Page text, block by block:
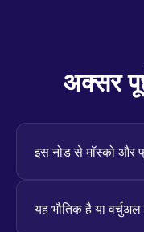
अक्सर
इस नोड से मॉस्को और
यह भौतिक है या वर्चुअल